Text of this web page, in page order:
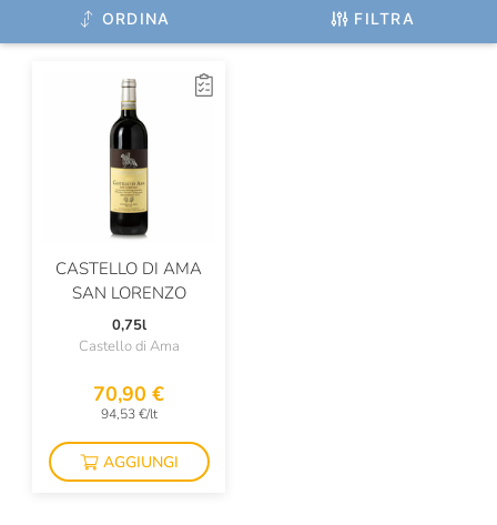
ORDINA FILTRA
Chiarli
Claudio Cipressi
Cleto Chiarli
ColleMassari
Colombaio Di Cencio
Colterenzio
Contini
CASTELLO DI AMA
SAN LORENZO
0,75l
Castello di Ama
70,90 €
94,53 €/lt
AGGIUNGI